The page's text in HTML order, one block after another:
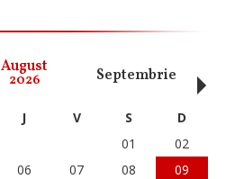
August
2026 Septembrie
J V S
D
01
02
06 07 08
09